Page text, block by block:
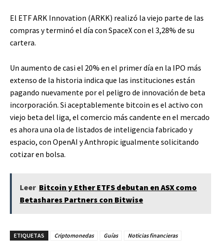
El ETF ARK Innovation (ARKK) realizó la viejo parte de las
compras y terminó el día con SpaceX con el 3,28% de su
cartera.
Un aumento de casi el 20% en el primer día en la IPO más
extenso de la historia indica que las instituciones están
pagando nuevamente por el peligro de innovación de beta
incorporación. Si aceptablemente bitcoin es el activo con
viejo beta del liga, el comercio más candente en el mercado
es ahora una ola de listados de inteligencia fabricado y
espacio, con OpenAI y Anthropic igualmente solicitando
cotizar en bolsa.
Leer Bitcoin y Ether ETFS debutan en ASX como
Betashares Partners con Bitwise
ETIQUETAS Criptomonedas Guías Noticias financieras